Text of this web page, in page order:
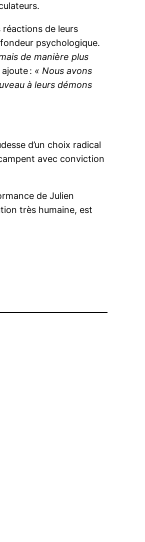
réactions de leurs
psychologique.
de manière plus
: « Nous avons
à leurs démons
d’un choix radical
avec conviction
de Julien
très humaine, est